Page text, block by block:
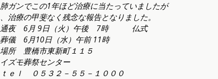
肺ガンでこの1年ほど治療に当たっていましたが
、治療の甲斐なく残念な報告となりました。
通夜 6月 9日（火）午後 7時 仏式
葬儀 6月10日（水）午前 11時
場所 豊橋市東新町１１５
イズモ葬祭センター
ｔｅｌ ０５３２－５５－１０００